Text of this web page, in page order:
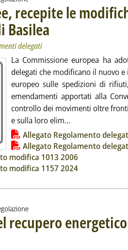
recepite le
Basilea
delegati
La Commissione europea ha
delegati che modificano il nuovo
europeo sulle spedizioni di
emendamenti apportati alla
controllo dei movimenti oltre
e sulla loro elim...
notizia
Allegato Regolamento
Allegato Regolamento
modifica 1013 2006
modifica 1157 2024
recupero
esecutivo Maros Sefcovic risponde
ottobre 2024 alle 17.59.